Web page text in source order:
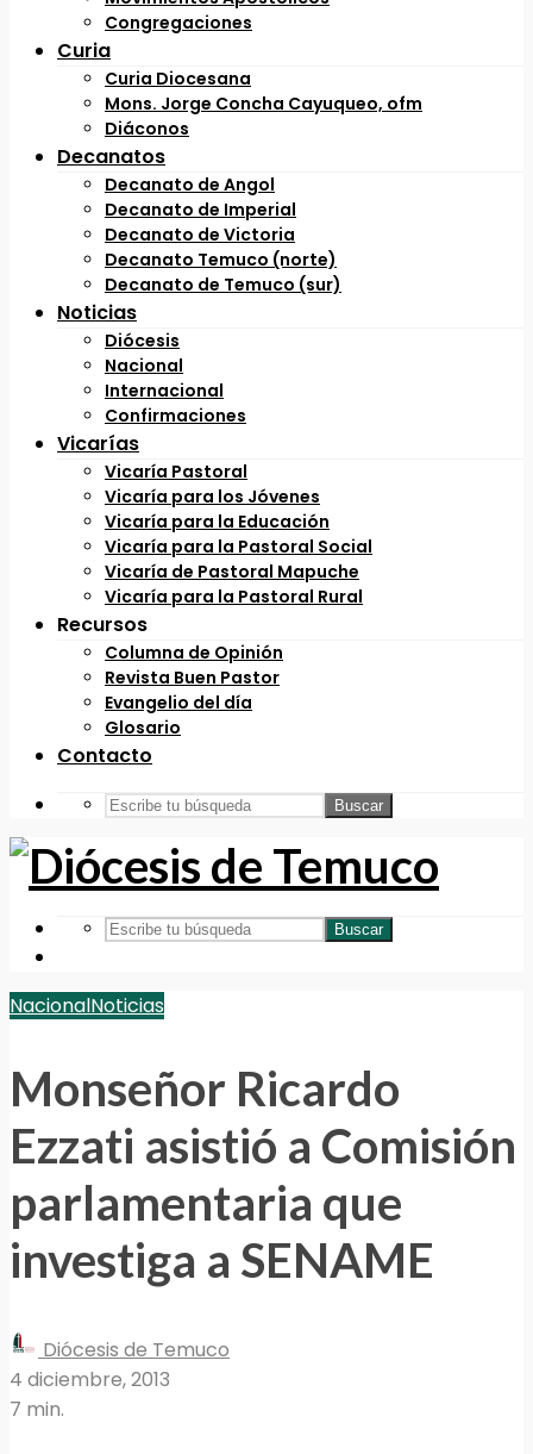
Congregaciones
Curia
Curia Diocesana
Mons. Jorge Concha Cayuqueo, ofm
Diáconos
Decanatos
Decanato de Angol
Decanato de Imperial
Decanato de Victoria
Decanato Temuco (norte)
Decanato de Temuco (sur)
Noticias
Diócesis
Nacional
Internacional
Confirmaciones
Vicarías
Vicaría Pastoral
Vicaría para los Jóvenes
Vicaría para la Educación
Vicaría para la Pastoral Social
Vicaría de Pastoral Mapuche
Vicaría para la Pastoral Rural
Recursos
Columna de Opinión
Revista Buen Pastor
Evangelio del día
Glosario
Contacto
Buscar
Buscar
NacionalNoticias
Monseñor Ricardo
Ezzati asistió a Comisión
parlamentaria que
investiga a SENAME
Diócesis de Temuco
4 diciembre, 2013
7 min.